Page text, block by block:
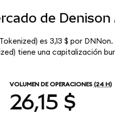
de Denison
es 3,13 $ por
tiene una capitalización
VOLUMEN DE OPERACIONES (24 H)
26,15 $